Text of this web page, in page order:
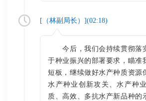
[（林副局长 ）](02:18)
今后，我们会持续贯彻落
于种业振兴的部署要求，瞄准
短板，继续做好水产种质资源
水产种业创新攻关、水产种
质、高效、多抗水产新品种的